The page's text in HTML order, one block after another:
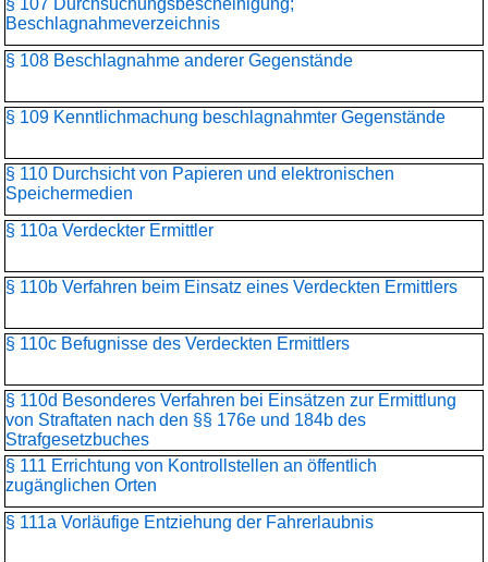
§ 107 Durchsuchungsbescheinigung;
Beschlagnahmeverzeichnis
§ 108 Beschlagnahme anderer Gegenstände
§ 109 Kenntlichmachung beschlagnahmter Gegenstände
§ 110 Durchsicht von Papieren und elektronischen
Speichermedien
§ 110a Verdeckter Ermittler
§ 110b Verfahren beim Einsatz eines Verdeckten Ermittlers
§ 110c Befugnisse des Verdeckten Ermittlers
§ 110d Besonderes Verfahren bei Einsätzen zur Ermittlung
von Straftaten nach den §§ 176e und 184b des
Strafgesetzbuches
§ 111 Errichtung von Kontrollstellen an öffentlich
zugänglichen Orten
§ 111a Vorläufige Entziehung der Fahrerlaubnis